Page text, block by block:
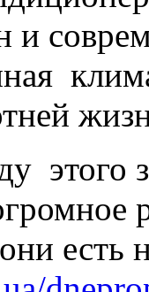
и
этого
есть